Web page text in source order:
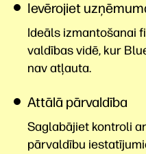
Ievērojiet
Ideāls izmantošanai
valdības vidē, kur
nav atļauta.
Attālā pārvaldība
Saglabājiet kontroli
pārvaldību